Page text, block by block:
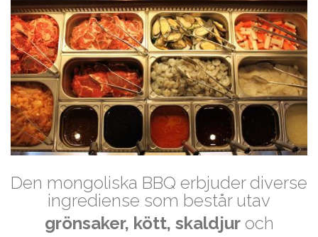
Den mongoliska BBQ erbjuder diverse
ingrediense som består utav
grönsaker, kött, skaldjuroch